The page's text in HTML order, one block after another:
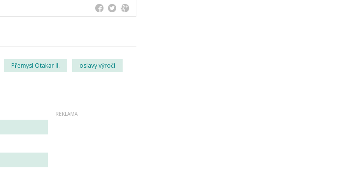
Přemysl Otakar II. oslavy výročí